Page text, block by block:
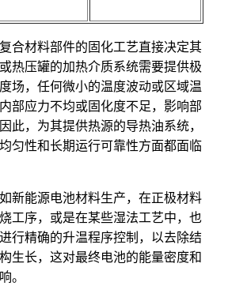
合材料部件的固化工艺直接决定其
热压罐的加热介质系统需要提供极
场，任何微小的温度波动或区域温
部应力不均或固化度不足，影响部
此，为其提供热源的导热油系统，
匀性和长期运行可靠性方面都面临
新能源电池材料生产，在正极材料
工序，或是在某些湿法工艺中，也
行精确的升温程序控制，以去除结
生长，这对最终电池的能量密度和
。